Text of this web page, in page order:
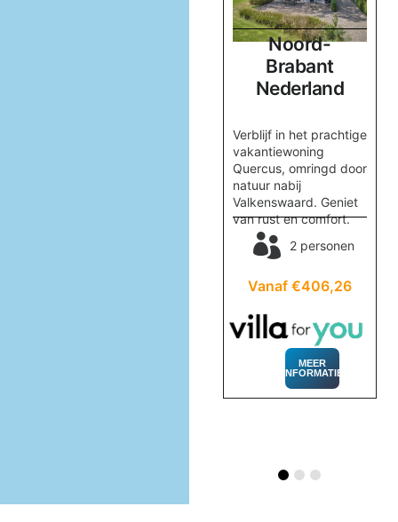
Noord-
Brabant
Nederland
Verblijf in het prachtige
vakantiewoning
Quercus, omringd door
natuur nabij
Valkenswaard. Geniet
van rust en comfort.
2 personen
Vanaf €406,26
MEER
INFORMATIE